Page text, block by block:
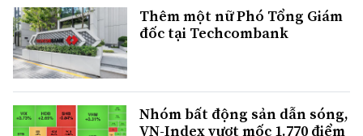
Thêm một nữ Phó Tổng Giám
đốc tại Techcombank
Nhóm bất động sản dẫn sóng,
VN-Index vượt mốc 1.770 điểm